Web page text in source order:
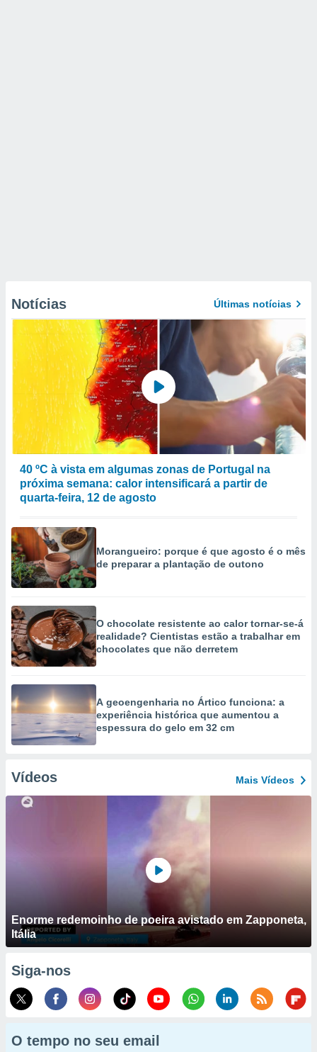
Notícias Últimas notícias
40 ºC à vista em algumas zonas de Portugal na
próxima semana: calor intensificará a partir de
quarta-feira, 12 de agosto
Morangueiro: porque é que agosto é o mês
de preparar a plantação de outono
O chocolate resistente ao calor tornar-se-á
realidade? Cientistas estão a trabalhar em
chocolates que não derretem
A geoengenharia no Ártico funciona: a
experiência histórica que aumentou a
espessura do gelo em 32 cm
Vídeos Mais Vídeos
Enorme redemoinho de poeira avistado em Zapponeta,
Itália
Siga-nos
O tempo no seu email